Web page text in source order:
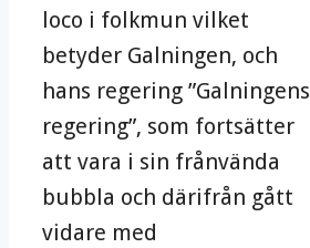
loco i folkmun vilket
betyder Galningen, och
hans regering ”Galningens
regering”, som fortsätter
att vara i sin frånvända
bubbla och därifrån gått
vidare med